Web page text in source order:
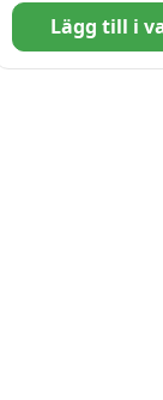
Lägg till i